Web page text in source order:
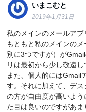
いまこむと
2019年1月31日
私のメインのメールアプ
もともと私のメインの
別に3つですが）が
リは最初から少し敬遠し
また、個人的にはGmail
す。それに加えて、デ
の方が自由度が高いよ
た目は良いのですがあ